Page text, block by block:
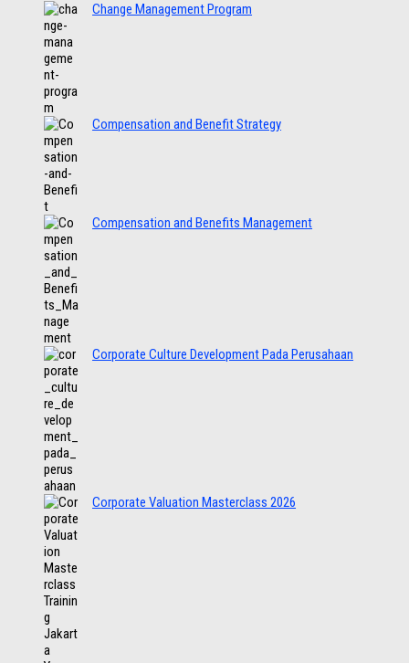
Change Management Program
Compensation and Benefit Strategy
Compensation and Benefits Management
Corporate Culture Development Pada Perusahaan
Corporate Valuation Masterclass 2026